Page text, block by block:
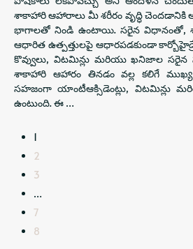
శాకాహారి ఆహారాలు మీ శరీరం వృద్ధి
భాగాలతో నిండి ఉంటాయి. సరైన విధానంతో,
ఆధారిత ఉత్పత్తులపై ఆధారపడకుండా
కొవ్వులు, విటమిన్లు మరియు ఖనిజాల సరైన
శాకాహారి ఆహారం తినడం వల్ల కలిగే
సహజంగా యాంటీఆక్సిడెంట్లు, విటమిన్లు
ఉంటుంది. ఈ …
1
2
3
…
7
8